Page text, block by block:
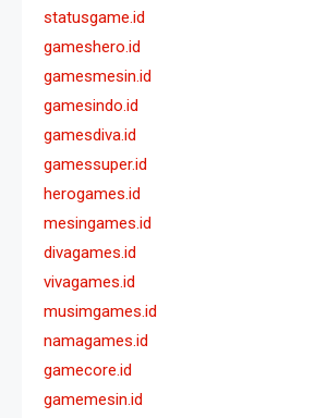
statusgame.id
gameshero.id
gamesmesin.id
gamesindo.id
gamesdiva.id
gamessuper.id
herogames.id
mesingames.id
divagames.id
vivagames.id
musimgames.id
namagames.id
gamecore.id
gamemesin.id